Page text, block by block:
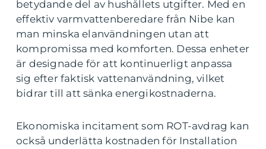
betydande del av hushållets utgifter. Med en
effektiv varmvattenberedare från Nibe kan
man minska elanvändningen utan att
kompromissa med komforten. Dessa enheter
är designade för att kontinuerligt anpassa
sig efter faktisk vattenanvändning, vilket
bidrar till att sänka energikostnaderna.
Ekonomiska incitament som ROT-avdrag kan
också underlätta kostnaden för Installation